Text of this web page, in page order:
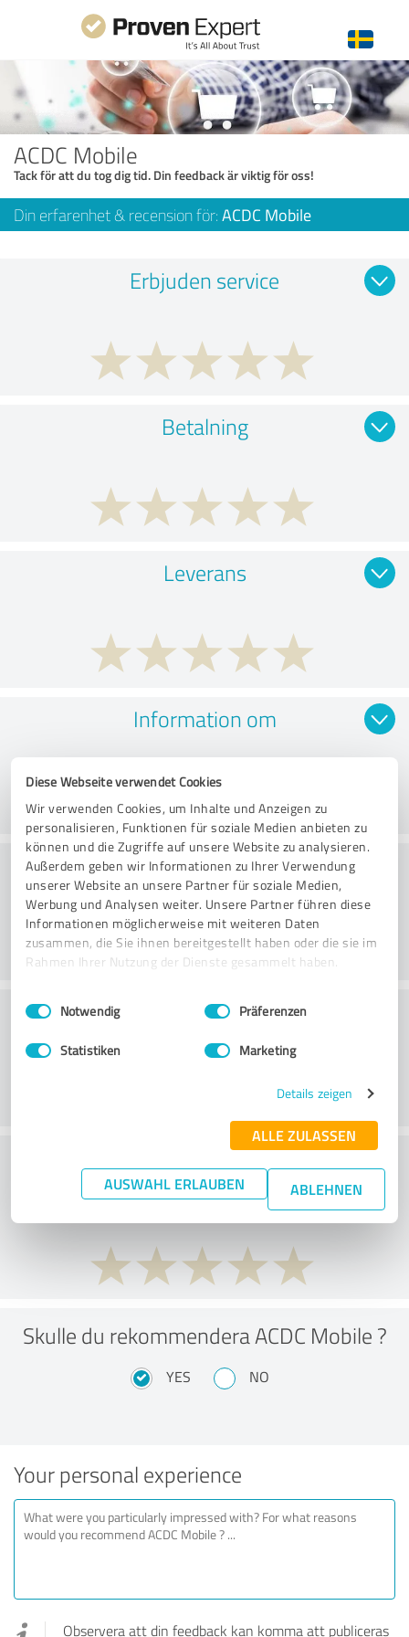
Diese Webseite verwendet Cookies
Wir verwenden Cookies, um Inhalte und Anzeigen zu
personalisieren, Funktionen für soziale Medien anbieten zu
können und die Zugriffe auf unsere Website zu analysieren.
Außerdem geben wir Informationen zu Ihrer Verwendung
unserer Website an unsere Partner für soziale Medien,
Werbung und Analysen weiter. Unsere Partner führen diese
Informationen möglicherweise mit weiteren Daten
zusammen, die Sie ihnen bereitgestellt haben oder die sie im
Rahmen Ihrer Nutzung der Dienste gesammelt haben.
Impressum Datenschutzbestimmungen
Einwilligungsauswahl
Notwendig Präferenzen
Statistiken Marketing
Details zeigen
ALLE ZULASSEN
AUSWAHL ERLAUBEN ABLEHNEN
ACDC Mobile
Tack för att du tog dig tid. Din feedback är viktig för oss!
Din erfarenhet & recension för: ACDC Mobile
Erbjuden service
Betalning
Leverans
Information om
Webbplats
Kundservice
What do you think of the price to
performance ratio?
Skulle du rekommendera ACDC Mobile ?
YES NO
Your personal experience
Observera att din feedback kan komma att publiceras